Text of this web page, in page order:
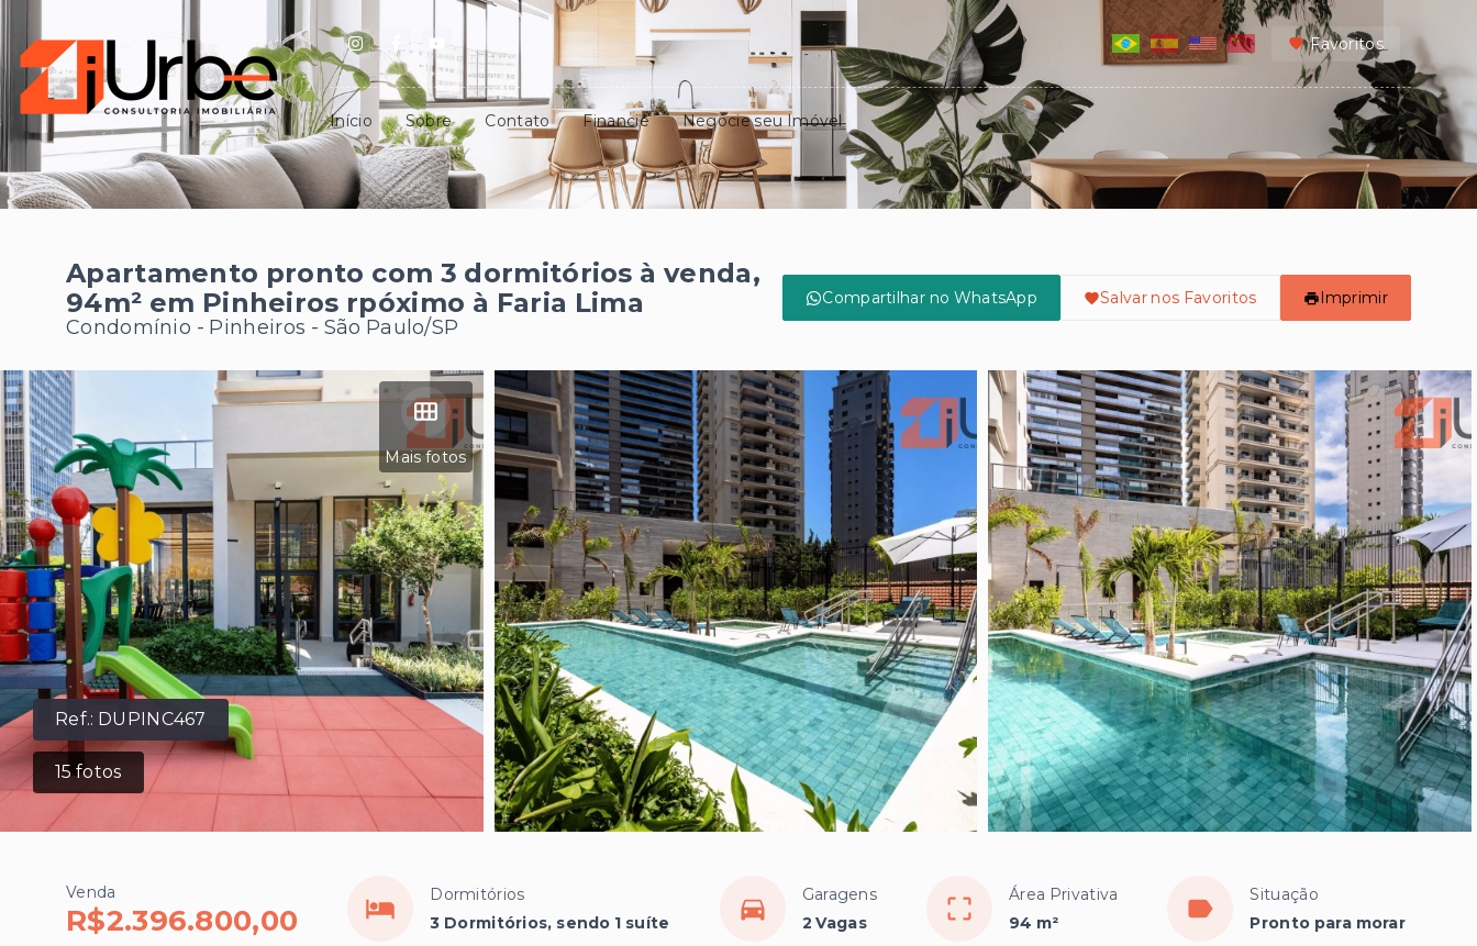
Favoritos
Início Sobre Contato Financie Negocie seu Imóvel
Apartamento pronto com 3 dormitórios à venda,
94m² em Pinheiros rpóximo à Faria Lima
Condomínio - Pinheiros - São Paulo/SP
Compartilhar no WhatsApp Salvar nos Favoritos Imprimir
Ref.: DUPINC467
15fotos
Mais fotos
Venda
R$2.396.800,00
Dormitórios
3 Dormitórios, sendo 1 suíte
Garagens
2 Vagas
Área Privativa
94 m²
Situação
Pronto para morar